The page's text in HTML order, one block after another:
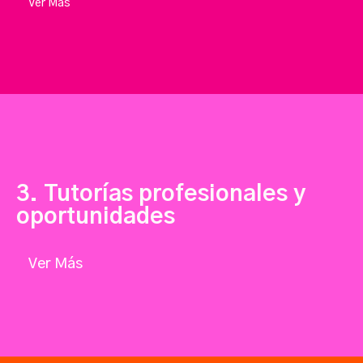
Ver Más
3. Tutorías profesionales y
oportunidades
Ver Más